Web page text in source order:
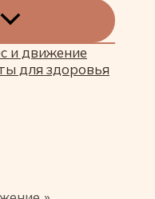
и движение
для здоровья